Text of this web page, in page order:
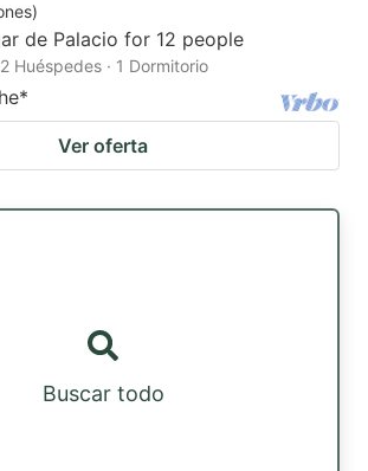
)
de Palacio for 12 people
Huéspedes · 1 Dormitorio
*
Ver oferta
Buscar todo